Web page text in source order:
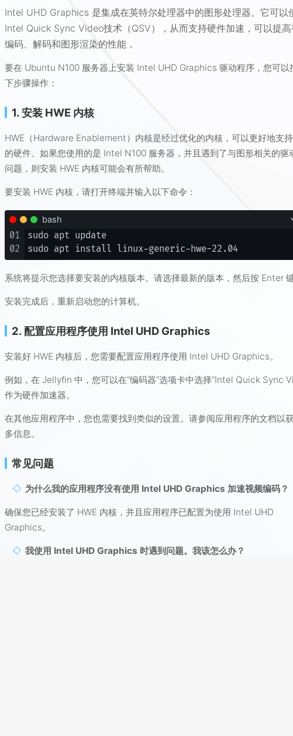
Intel UHD Graphics 是集成在英特尔处理器中的图形处理器。它可以
Intel Quick Sync Video技术（QSV），从而支持硬件加速，可以提
编码、解码和图形渲染的性能，
要在 Ubuntu N100 服务器上安装 Intel UHD Graphics 驱动程序，您可以
下步骤操作：
1. 安装 HWE 内核
HWE（Hardware Enablement）内核是经过优化的内核，可以更好地支
的硬件。如果您使用的是 Intel N100 服务器，并且遇到了与图形相关的驱
问题，则安装 HWE 内核可能会有所帮助。
要安装 HWE 内核，请打开终端并输入以下命令：
bash
01
02
sudo apt update
系统将提示您选择要安装的内核版本。请选择最新的版本，然后按 Enter
安装完成后，重新启动您的计算机。
2. 配置应用程序使用 Intel UHD Graphics
安装好 HWE 内核后，您需要配置应用程序使用 Intel UHD Graphics。
例如，在 Jellyfin 中，您可以在“编码器”选项卡中选择“Intel Quick Sync
作为硬件加速器。
在其他应用程序中，您也需要找到类似的设置。请参阅应用程序的文档以
多信息。
常见问题
为什么我的应用程序没有使用 Intel UHD Graphics 加速视频编码？
确保您已经安装了 HWE 内核，并且应用程序已配置为使用 Intel UHD
Graphics。
我使用 Intel UHD Graphics 时遇到问题。我该怎么办？